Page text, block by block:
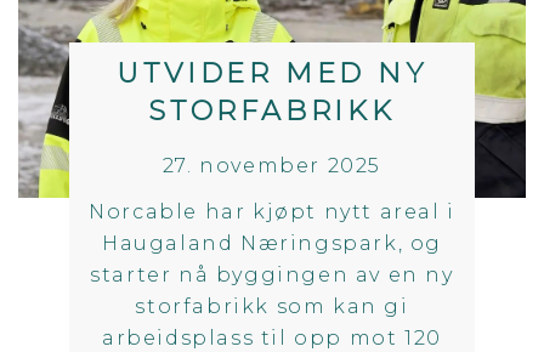
UTVIDER MED NY
STORFABRIKK
27. november 2025
Norcable har kjøpt nytt areal i
Haugaland Næringspark, og
starter nå byggingen av en ny
storfabrikk som kan gi
arbeidsplass til opp mot 120